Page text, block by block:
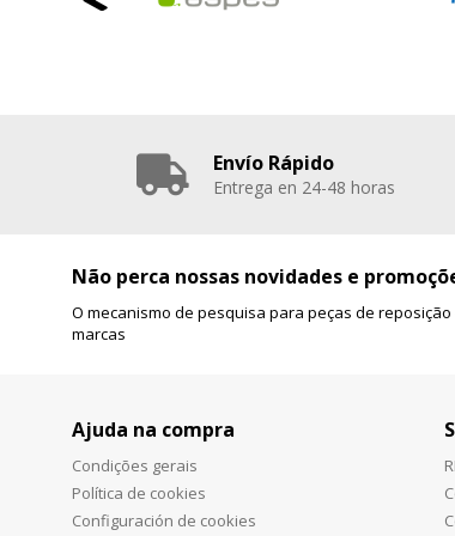
Envío Rápido
Entrega en 24-48 horas
Não perca nossas novidades e
O mecanismo de pesquisa para peças de
marcas
Ajuda na compra
Condições gerais
Política de cookies
Configuración de cookies